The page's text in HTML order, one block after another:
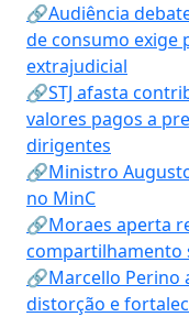
🔗Audiência
de consumo exige
extrajudicial
🔗STJ afasta
valores pagos a
dirigentes
🔗Ministro
no MinC
🔗Moraes aperta
compartilhamento
🔗Marcello Perino
distorção e